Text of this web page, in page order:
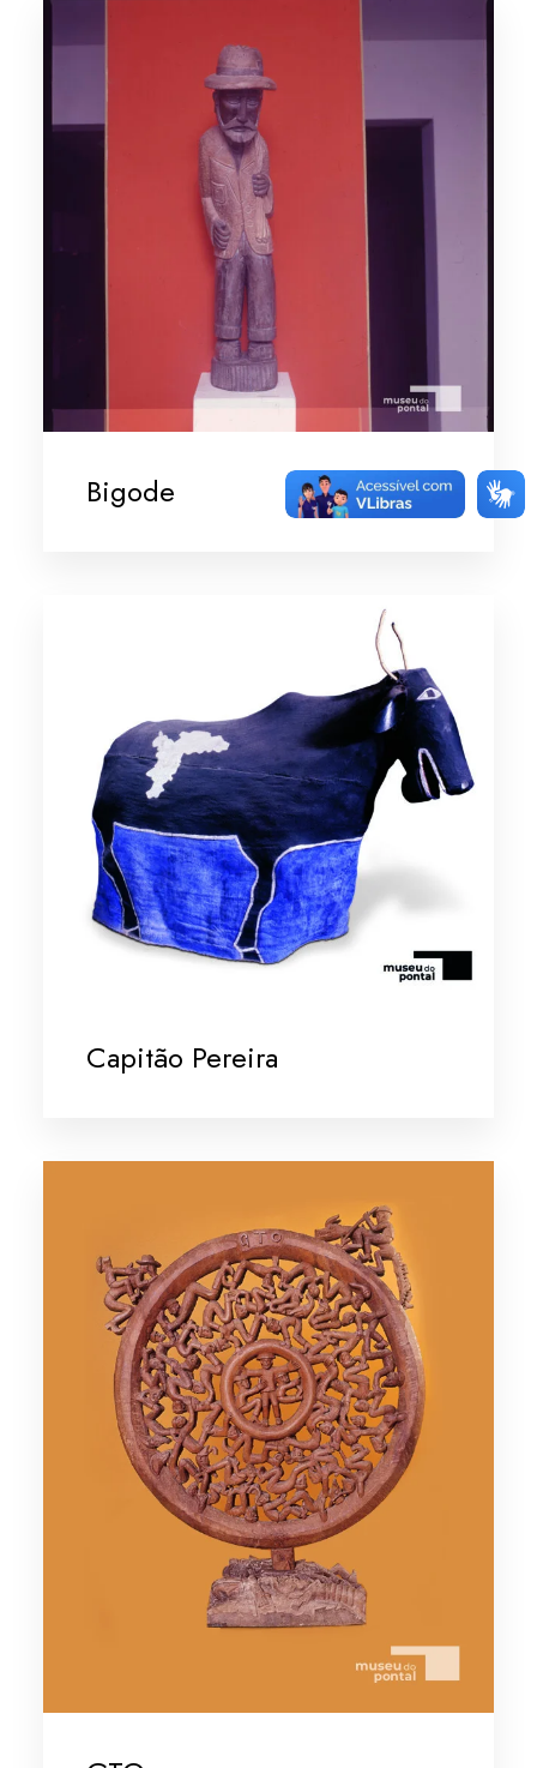
Bigode
Capitão Pereira